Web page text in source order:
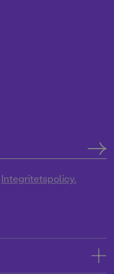
Integritetspolicy.